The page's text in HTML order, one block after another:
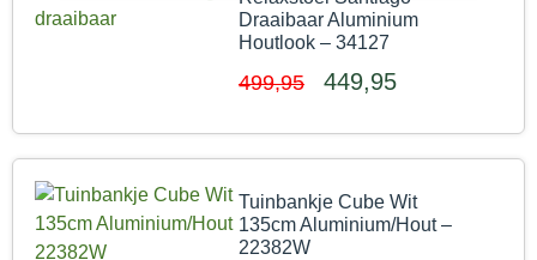
Draaibaar Aluminium
Houtlook – 34127
499,95 449,95
Tuinbankje Cube Wit
135cm Aluminium/Hout –
22382W